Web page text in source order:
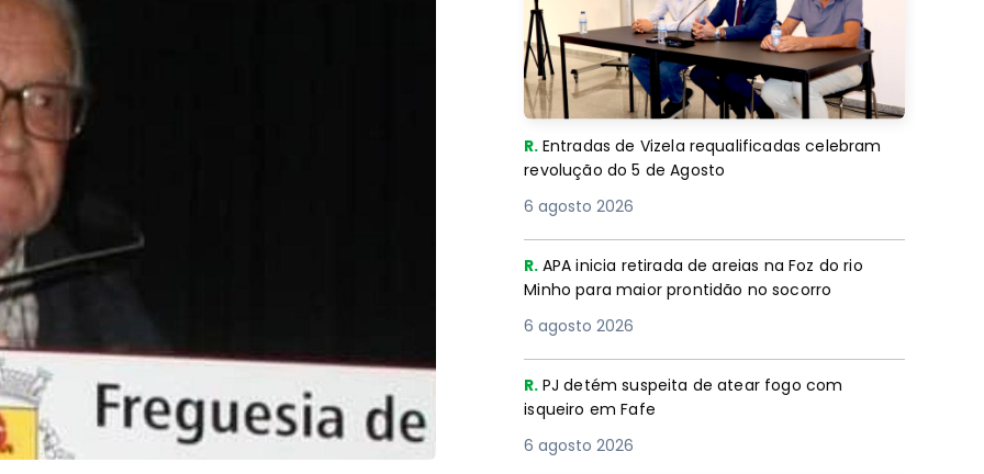
R. Entradas de Vizela requalificadas celebram
revolução do 5 de Agosto
6 agosto 2026
R. APA inicia retirada de areias na Foz do rio
Minho para maior prontidão no socorro
6 agosto 2026
R. PJ detém suspeita de atear fogo com
isqueiro em Fafe
6 agosto 2026